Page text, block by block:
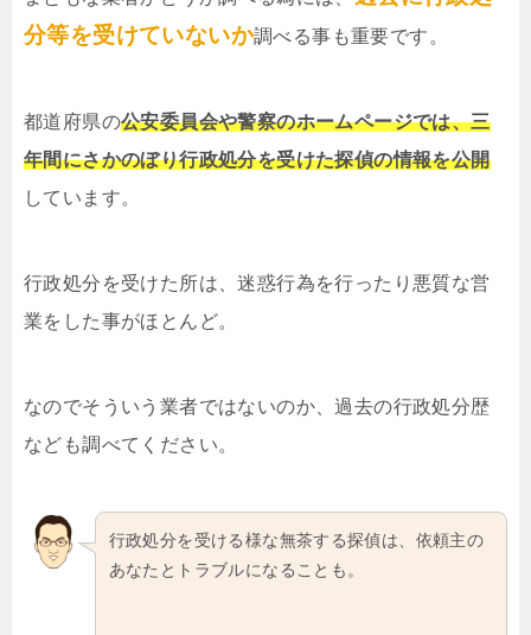
分等を受けていないか調べる事も重要です。
都道府県の公安委員会や警察のホームページでは、三
年間にさかのぼり行政処分を受けた探偵の情報を公開
しています。
行政処分を受けた所は、迷惑行為を行ったり悪質な営
業をした事がほとんど。
なのでそういう業者ではないのか、過去の行政処分歴
なども調べてください。
行政処分を受ける様な無茶する探偵は、依頼主の
あなたとトラブルになることも。